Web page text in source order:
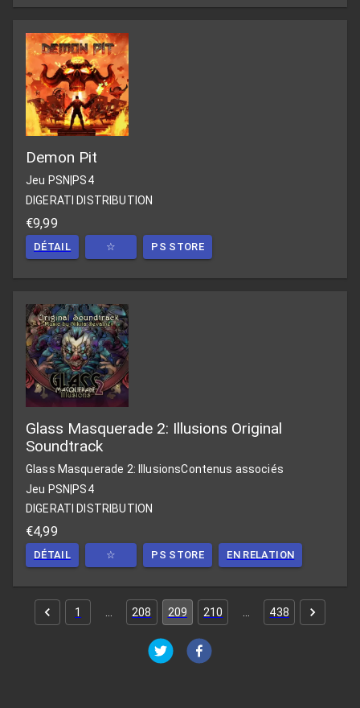
Demon Pit
Jeu PSN PS4
DIGERATI DISTRIBUTION
€9,99
DÉTAIL ☆ PS STORE
Glass Masquerade 2: Illusions Original
Soundtrack
Glass Masquerade 2: IllusionsContenus associés
Jeu PSN|PS4
DIGERATI DISTRIBUTION
€4,99
DÉTAIL ☆ PS STORE EN RELATION
1 … 208 209 210 … 438